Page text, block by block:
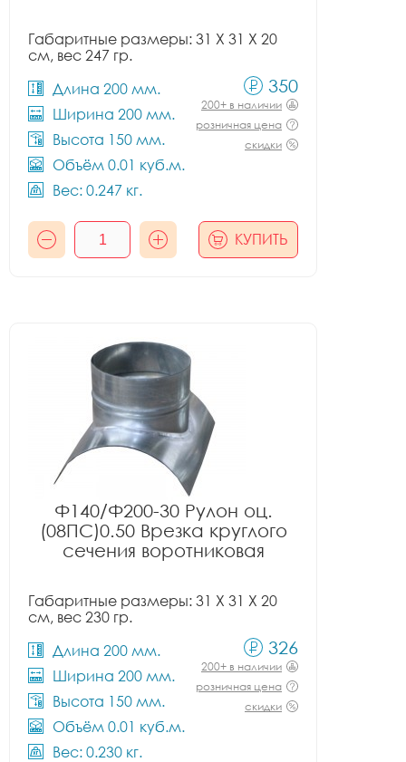
Габаритные размеры: 31 X 31 X 20
см, вес 247 гр.
Длина 200 мм.
Ширина 200 мм.
Высота 150 мм.
Объём 0.01 куб.м.
Вес: 0.247 кг.
350
200+ в наличии
розничная цена
скидки
КУПИТЬ
Ф140/Ф200-30 Рулон оц.
(08ПС)0.50 Врезка круглого
сечения воротниковая
Габаритные размеры: 31 X 31 X 20
см, вес 230 гр.
Длина 200 мм.
Ширина 200 мм.
Высота 150 мм.
Объём 0.01 куб.м.
Вес: 0.230 кг.
326
200+ в наличии
розничная цена
скидки